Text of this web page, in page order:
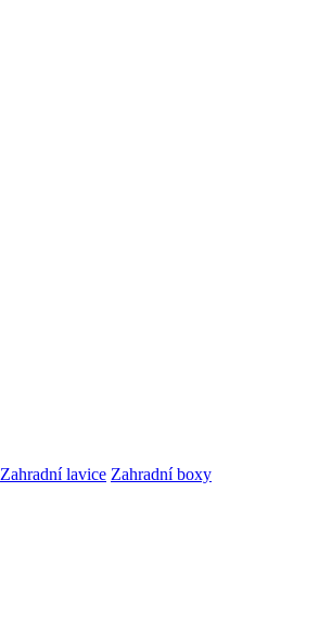
Zahradní lavice Zahradní boxy